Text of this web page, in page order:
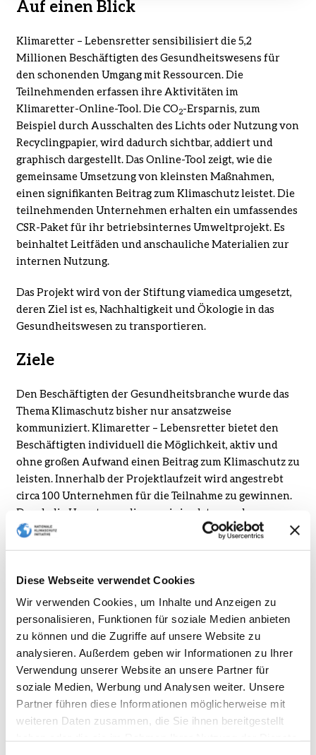
Diese Webseite verwendet Cookies
Wir verwenden Cookies, um Inhalte und Anzeigen zu
personalisieren, Funktionen für soziale Medien anbieten
zu können und die Zugriffe auf unsere Website zu
analysieren. Außerdem geben wir Informationen zu Ihrer
Verwendung unserer Website an unsere Partner für
soziale Medien, Werbung und Analysen weiter. Unsere
Partner führen diese Informationen möglicherweise mit
weiteren Daten zusammen, die Sie ihnen bereitgestellt
Auf einen Blick
Klimaretter – Lebensretter sensibilisiert die 5,2
Millionen Beschäftigten des Gesundheitswesens für
den schonenden Umgang mit Ressourcen. Die
Teilnehmenden erfassen ihre Aktivitäten im
Klimaretter-Online-Tool. Die CO2-Ersparnis, zum
Beispiel durch Ausschalten des Lichts oder Nutzung von
Recyclingpapier, wird dadurch sichtbar, addiert und
graphisch dargestellt. Das Online-Tool zeigt, wie die
gemeinsame Umsetzung von kleinsten Maßnahmen,
einen signifikanten Beitrag zum Klimaschutz leistet. Die
teilnehmenden Unternehmen erhalten ein umfassendes
CSR-Paket für ihr betriebsinternes Umweltprojekt. Es
beinhaltet Leitfäden und anschauliche Materialien zur
internen Nutzung.
Das Projekt wird von der Stiftung viamedica umgesetzt,
deren Ziel ist es, Nachhaltigkeit und Ökologie in das
Gesundheitswesen zu transportieren.
Ziele
Den Beschäftigten der Gesundheitsbranche wurde das
Thema Klimaschutz bisher nur ansatzweise
kommuniziert. Klimaretter – Lebensretter bietet den
Beschäftigten individuell die Möglichkeit, aktiv und
ohne großen Aufwand einen Beitrag zum Klimaschutz zu
leisten. Innerhalb der Projektlaufzeit wird angestrebt
circa 100 Unternehmen für die Teilnahme zu gewinnen.
Durch die Umsetzung dieser minimalsten und
nichtinvestiven Maßnahmen sollen in drei Jahren
2
das Thema Klimaschutz, der Änderung des
Nutzerverhaltens und dem effizienten Umgang mit
Ressourcen – was auch im privaten Umfeld positiv
weitergetragen wird.
Das bundesweit durchgeführte Projekt legt einen
wesentlichen Fokus auf eine starke
Öffentlichkeitsarbeit. Ziel ist es, die circa 230.000
Unternehmen und Einrichtungen vorwiegend über